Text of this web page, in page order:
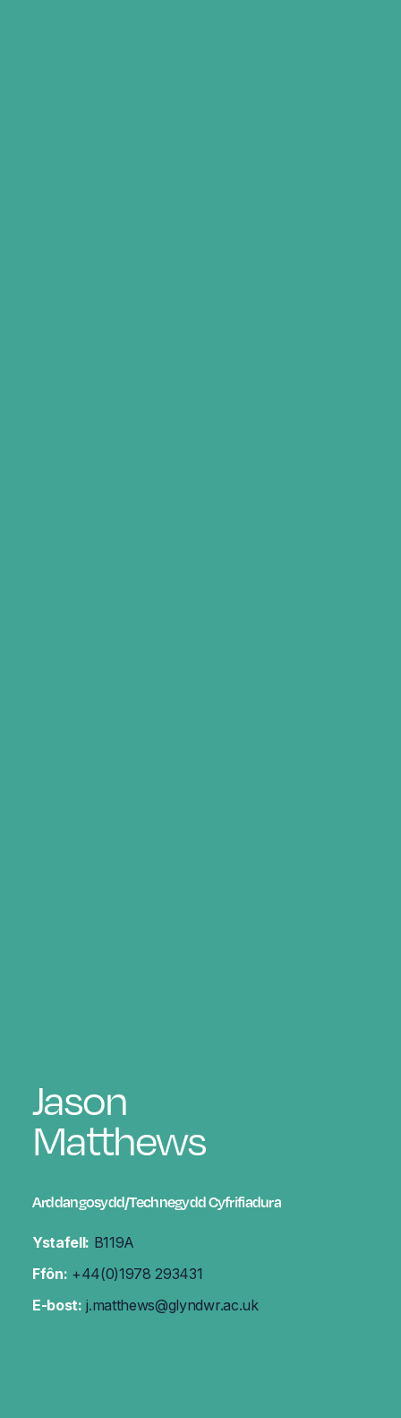
Jason
Matthews
Arddangosydd/Technegydd Cyfrifiadura
Ystafell: B119A
Ffôn: +44(0)1978 293431
E-bost: j.matthews@glyndwr.ac.uk